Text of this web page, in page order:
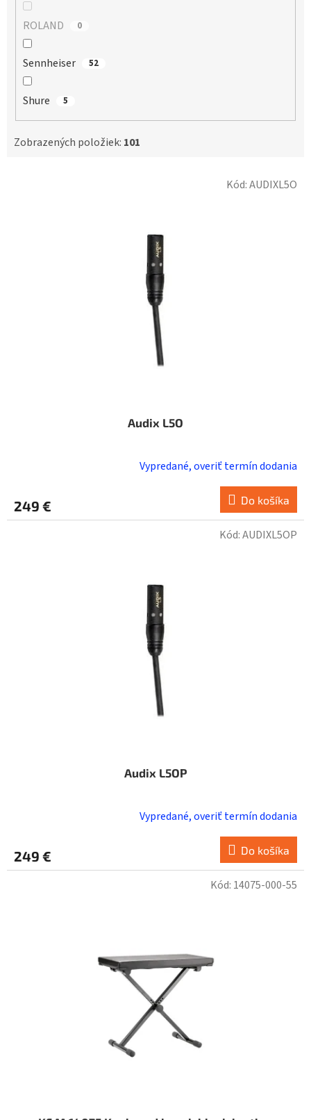
ROLAND 0
Sennheiser 52
Shure 5
Zobrazených položiek: 101
Audix L5O
Vypredané, overiť termín dodania
249 € Do košíka
Kód:AUDIXL5O
Audix L5OP
Vypredané, overiť termín dodania
249 € Do košíka
Kód:AUDIXL5OP
Kód: 14075-000-55